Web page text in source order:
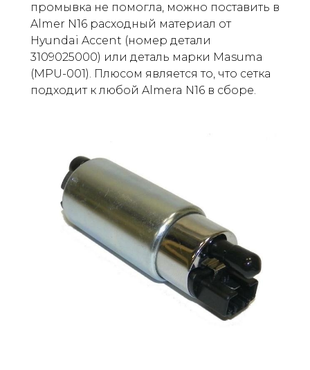
промывка не помогла, можно поставить в
Almer N16 расходный материал от
Hyundai Accent (номер детали
3109025000) или деталь марки Masuma
(MPU-001). Плюсом является то, что сетка
подходит к любой Almera N16 в сборе.